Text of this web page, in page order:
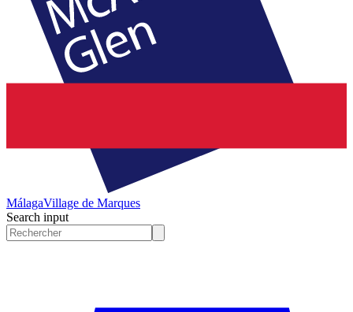
MálagaVillage de Marques
Search input